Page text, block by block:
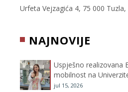
e
o
o
t
e
r
t
r
T
e
Urfeta Vejzagića 4, 75 000
NAJNOVIJE
Uspješno realizovana
mobilnost na
jul 15, 2026